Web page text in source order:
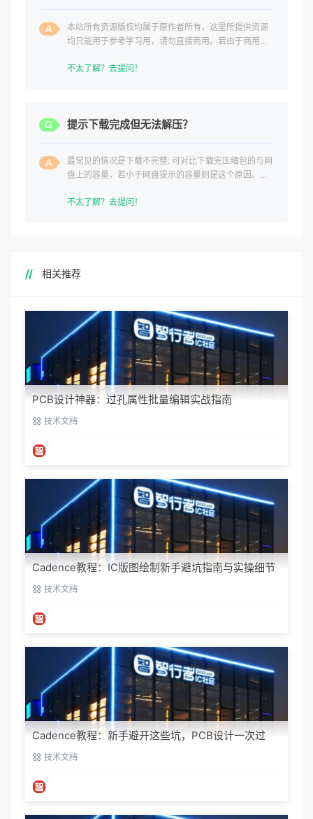
本站所有资源版权均属于原作者所有，这里所提供资源
均只能用于参考学习用，请勿直接商用。若由于商用引
不太了解？去提问！
提示下载完成但无法解压？
最常见的情况是下载不完整: 可对比下载完压缩包的与网
盘上的容量，若小于网盘提示的容量则是这个原因。这
不太了解？去提问！
相关推荐
PCB设计神器：过孔属性批量编辑实战指南
技术文档
Cadence教程：IC版图绘制新手避坑指南与实操细节
技术文档
Cadence教程：新手避开这些坑，PCB设计一次过
技术文档